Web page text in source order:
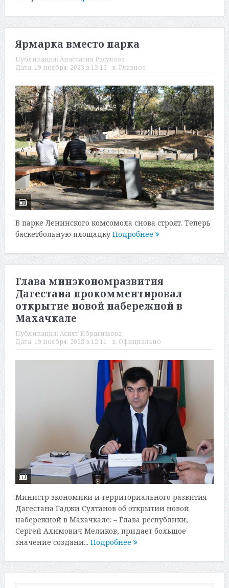
Ярмарка вместо парка
Публикация: Анастасия Расулова
Дата: 19 ноября, 2023 в 13:15 в: Главное
В парке Ленинского комсомола снова строят. Теперь
баскетбольную площадку Подробнее
Глава минэкономразвития
Дагестана прокомментировал
открытие новой набережной в
Махачкале
Публикация: Асият Ибрагимова
Дата: 19 ноября, 2023 в 12:11 в: Официально
Министр экономики и территориального развития
Дагестана Гаджи Султанов об открытии новой
набережной в Махачкале: – Глава республики,
Сергей Алимович Меликов, придает большое
значение создани... Подробнее